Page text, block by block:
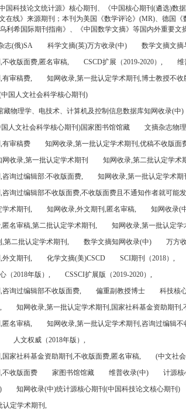
国科技论文统计源》核心期刊、《中国核心期刊(遴选)数
在线》来源期刊；本刊为美国《数学评论》(MR)、德国
利希国际期刊指南》、《中国数学文摘》等国内外重要文
志(俄)SA 科学文摘(英)万方收录(中) 数学文摘文摘
收版面费,匿名审稿,
CSCD扩展（2019-2020）, 维
有审稿费,
知网收录,第一批认定学术期刊,博士教授不收
国人文社会科学核心期刊)
藏物理学、电技术、计算机及控制信息数据库知网收录(中)
人文社会科学核心期刊)国家图书馆馆藏
文摘杂志物
有审稿费
知网收录,第一批认定学术期刊,优稿不收版面
网收录,第一批认定学术期刊
知网收录,第二批认定学术
询过编辑部:不收版面费,
知网收录,第一批认定学术期
询过编辑部不收版面费,不收版面费且不通知作者就可能
学术期刊,
知网收录,外文期刊,匿名审稿,
知网收录(
名审稿,第二批认定学术期刊,
知网收录,第一批认定学
第二批认定学术期刊,
数学文摘知网收录(中)
万方
外文期刊,
化学文摘(美)CSCD SCI期刊（2018）,
（2018年版）,
CSSCI扩展版（2019-2020）,
询过编辑部不收版面费,
偏重副教授博士
科技核
知网收录,第一批认定学术期刊,国家社科基金资助期刊,
匿名审稿,
知网收录,第一批认定学术期刊,咨询过编辑不
人文权威（2018年版）,
家社科基金资助期刊,不收版面费,匿名审稿,
(中文社
不收版面费
家图书馆馆藏 维普收录(中)
计源核
知网收录(中)统计源核心期刊(中国科技论文核心期刊)
认定学术期刊,